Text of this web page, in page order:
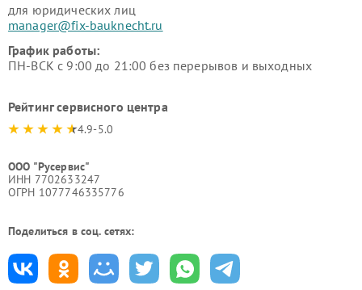
для юридических лиц
manager@fix-bauknecht.ru
График работы:
ПН-ВСК с 9:00 до 21:00 без перерывов и выходных
Рейтинг сервисного центра
4.9-5.0
ООО "Русервис"
ИНН 7702633247
ОГРН 1077746335776
Поделиться в соц. сетях: